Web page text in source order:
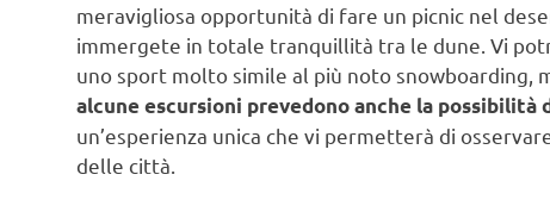
meravigliosa opportunità di fare un picnic nel
immergete in totale tranquillità tra le dune. Vi
uno sport molto simile al più noto snowboarding,
alcune escursioni prevedono anche la
un’esperienza unica che vi permetterà di
delle città.